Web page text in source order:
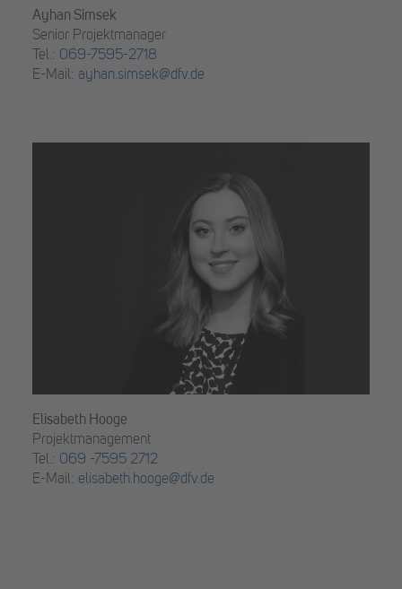
Ayhan Simsek
Senior Projektmanager
Tel.: 069-7595-2718
E-Mail: ayhan.simsek@dfv.de
Elisabeth Hooge
Projektmanagement
Tel.: 069 -7595 2712
E-Mail: elisabeth.hooge@dfv.de